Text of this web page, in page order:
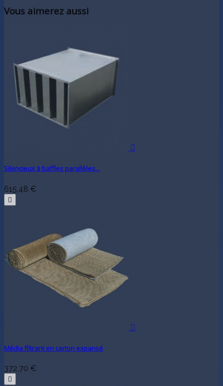
Vous aimerez aussi

Silencieux à baffles parallèles...
615,48 €


Média filtrant en carton expansé
372,70 €
